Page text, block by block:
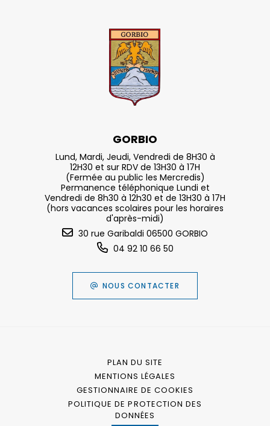
GORBIO
Lund, Mardi, Jeudi, Vendredi de 8H30 à
12H30 et sur RDV de 13H30 à 17H
(Fermée au public les Mercredis)
Permanence téléphonique Lundi et
Vendredi de 8h30 à 12h30 et de 13H30 à 17H
(hors vacances scolaires pour les horaires
d'après-midi)
30 rue Garibaldi 06500 GORBIO
04 92 10 66 50
NOUS CONTACTER
PLAN DU SITE
MENTIONS LÉGALES
GESTIONNAIRE DE COOKIES
POLITIQUE DE PROTECTION DES
DONNÉES